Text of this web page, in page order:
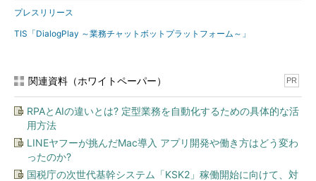
プレスリリース
TIS「DialogPlay ～業務チャットボットプラットフォーム～」
関連資料（ホワイトペーパー） PR
RPAとAIの違いとは? 定型業務を自動化するための具体的な活
用方法
LINEヤフーが挑んだMac導入 アプリ開発や働き方はどう変わ
ったのか?
国税庁の次世代基幹システム「KSK2」稼働開始に向けて、対